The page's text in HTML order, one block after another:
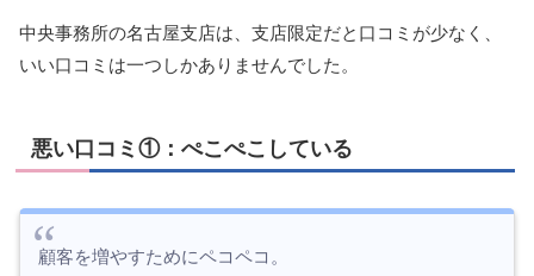
中央事務所の名古屋支店は、支店限定だと口コミが少なく、
いい口コミは一つしかありませんでした。
悪い口コミ①：ぺこぺこしている
顧客を増やすためにペコペコ。